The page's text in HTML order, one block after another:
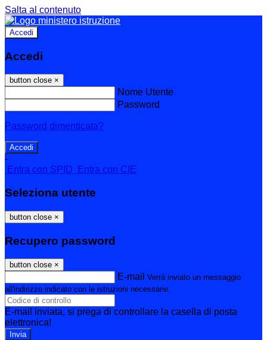
Salta al contenuto
Accedi
Accedi
button close ×
Nome Utente
Password
Password dimenticata?
-
Entra con SPID
Entra con CIE
Seleziona utente
button close ×
Recupero password
button close ×
E-mail Verrà inviato un messaggio
all'indirizzo indicato con le istruzioni necessarie.
E-mail inviata, si prega di controllare la casella di posta
elettronica!